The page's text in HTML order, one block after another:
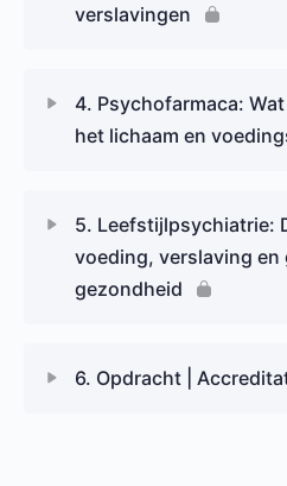
verslavingen
4. Psychofarmaca:
het lichaam en
5. Leefstijlpsychiatrie:
voeding, verslaving en
gezondheid
6. Opdracht |